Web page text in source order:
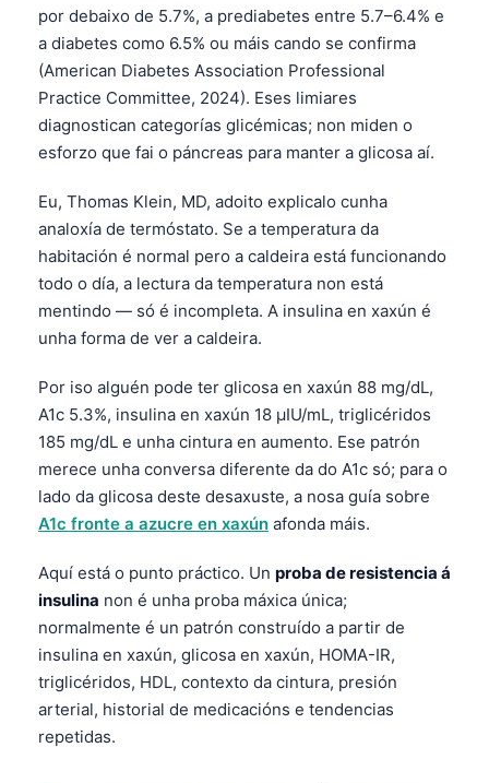
por debaixo de 5.7%, a prediabetes entre 5.7–6.4% e
a diabetes como 6.5% ou máis cando se confirma
(American Diabetes Association Professional
Practice Committee, 2024). Eses limiares
diagnostican categorías glicémicas; non miden o
esforzo que fai o páncreas para manter a glicosa aí.
Eu, Thomas Klein, MD, adoito explicalo cunha
analoxía de termóstato. Se a temperatura da
habitación é normal pero a caldeira está funcionando
todo o día, a lectura da temperatura non está
mentindo — só é incompleta. A insulina en xaxún é
unha forma de ver a caldeira.
Por iso alguén pode ter glicosa en xaxún 88 mg/dL,
A1c 5.3%, insulina en xaxún 18 µIU/mL, triglicéridos
185 mg/dL e unha cintura en aumento. Ese patrón
merece unha conversa diferente da do A1c só; para o
lado da glicosa deste desaxuste, a nosa guía sobre
A1c fronte a azucre en xaxún afonda máis.
Aquí está o punto práctico. Un proba de resistencia á
insulina non é unha proba máxica única;
normalmente é un patrón construído a partir de
insulina en xaxún, glicosa en xaxún, HOMA-IR,
triglicéridos, HDL, contexto da cintura, presión
arterial, historial de medicacións e tendencias
repetidas.